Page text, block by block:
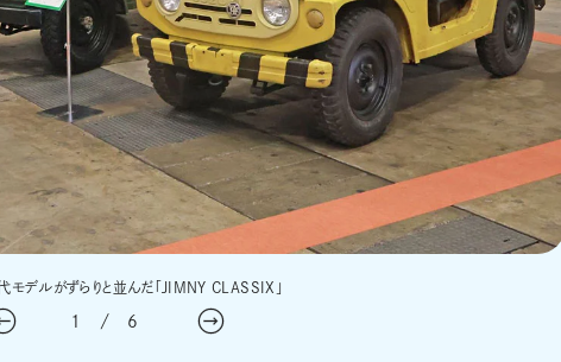
モデルがずらりと並んだ「JIMNY CLASSIX」
1 / 6